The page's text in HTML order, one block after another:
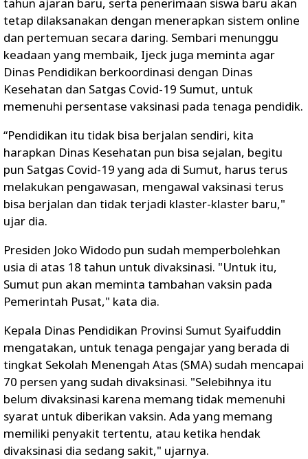
tetap dilaksanakan dengan menerapkan sistem online
dan pertemuan secara daring. Sembari menunggu
keadaan yang membaik, Ijeck juga meminta agar
Dinas Pendidikan berkoordinasi dengan Dinas
Kesehatan dan Satgas Covid-19 Sumut, untuk
memenuhi persentase vaksinasi pada tenaga pendidik.
“Pendidikan itu tidak bisa berjalan sendiri, kita
harapkan Dinas Kesehatan pun bisa sejalan, begitu
pun Satgas Covid-19 yang ada di Sumut, harus terus
melakukan pengawasan, mengawal vaksinasi terus
bisa berjalan dan tidak terjadi klaster-klaster baru,"
ujar dia.
Presiden Joko Widodo pun sudah memperbolehkan
usia di atas 18 tahun untuk divaksinasi. "Untuk itu,
Sumut pun akan meminta tambahan vaksin pada
Pemerintah Pusat," kata dia.
Kepala Dinas Pendidikan Provinsi Sumut Syaifuddin
mengatakan, untuk tenaga pengajar yang berada di
tingkat Sekolah Menengah Atas (SMA) sudah mencapai
70 persen yang sudah divaksinasi. "Selebihnya itu
belum divaksinasi karena memang tidak memenuhi
syarat untuk diberikan vaksin. Ada yang memang
memiliki penyakit tertentu, atau ketika hendak
divaksinasi dia sedang sakit," ujarnya.